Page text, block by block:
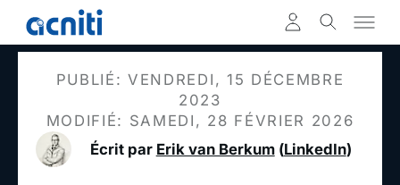
PUBLIÉ: VENDREDI, 15 DÉCEMBRE
2023
MODIFIÉ: SAMEDI, 28 FÉVRIER 2026
Écrit par Erik van Berkum (LinkedIn)